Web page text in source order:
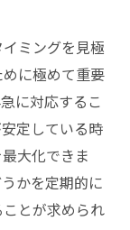
ミングを見極
に極めて重要
に対応するこ
定している時
大化できま
かを定期的に
とが求められ